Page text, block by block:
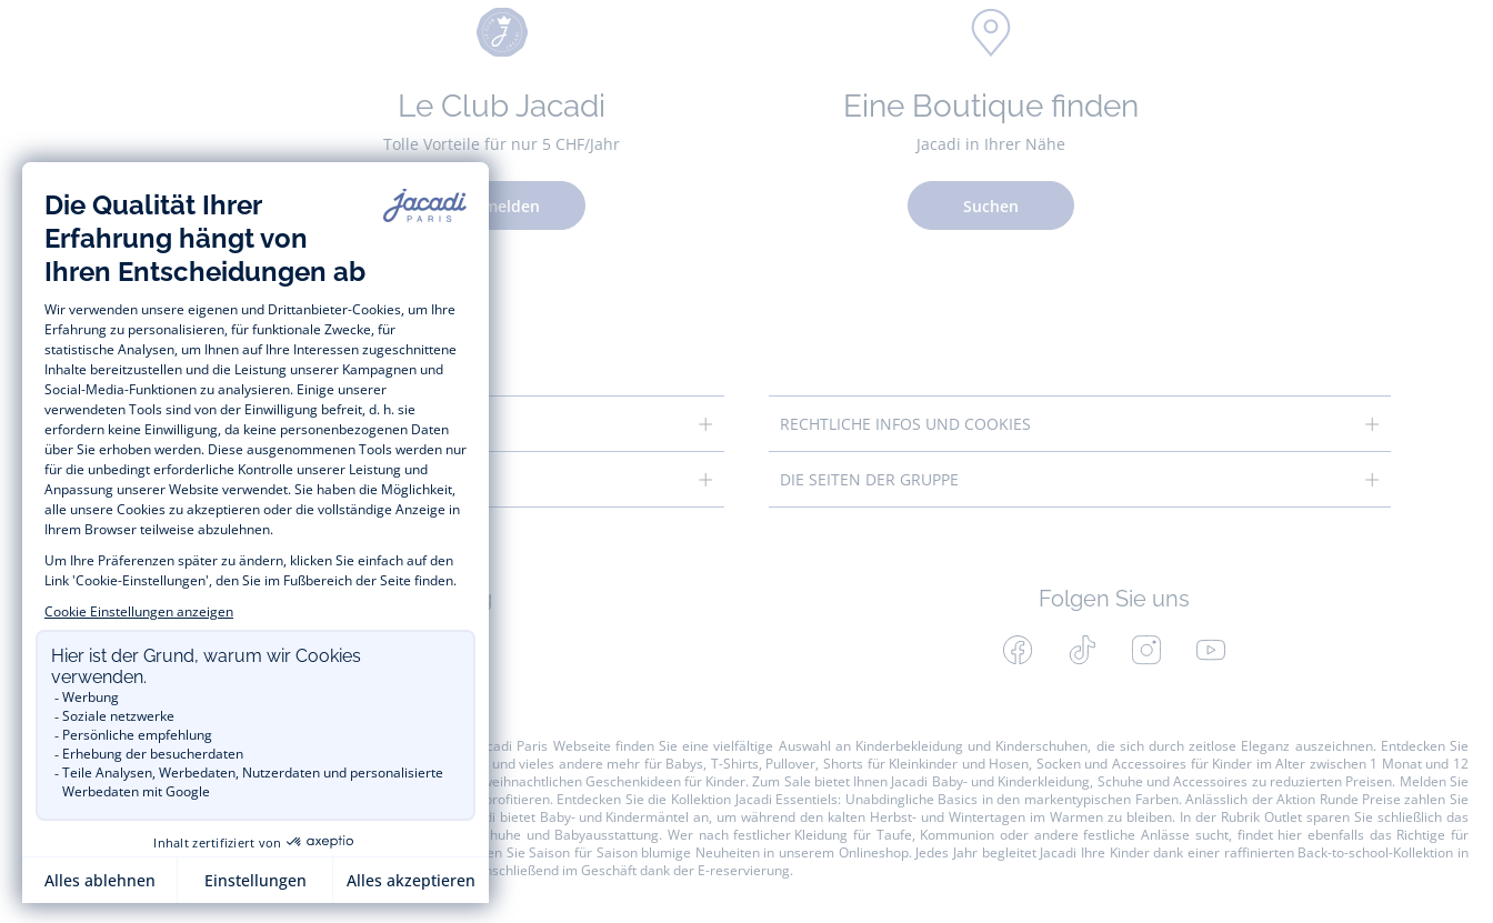
Le Club Jacadi
Tolle Vorteile für nur 5 CHF/Jahr
Anmelden
Eine Boutique finden
Jacadi in Ihrer Nähe
Suchen
HILFE UND SERVICES
LA MAISON JACADI
RECHTLICHE INFOS UND COOKIES
DIE SEITEN DER GRUPPE
100% sichere Zahlung Folgen Sie uns
Facebook Tiktok InstagramYoutube
Baby- und Kindermode vom Feinsten für Mädchen und Jungen: Auf der Jacadi Paris Webseite finden Sie eine vielfältige Auswahl an Kinderbekleidung und Kinderschuhen, die sich durch zeitlose Eleganz auszeichnen. Entdecken Sie
beispielsweise unsere Kollektionen an Bodys, Blusen, Stramplern, Kleidern und vieles andere mehr für Babys, T-Shirts, Pullover, Shorts für Kleinkinder und Hosen, Socken und Accessoires für Kinder im Alter zwischen 1 Monat und 12
Jahren. Für die Festtage zum Jahresende versorgt Sie Jacadi ebenfalls mit weihnachtlichenGeschenkideen für Kinder. Zum Sale bietet Ihnen Jacadi Baby- und Kinderkleidung, Schuhe und Accessoires zu reduzierten Preisen. Melden Sie
sich unserem Jacadi Treueprogramm an, um von unseren
zu profitieren. Entdecken Sie die Kollektion Jacadi Essentiels: Unabdingliche Basics in den markentypischen Farben. Anlässlich der Aktion Runde Preise zahlen Sie
wie der Name bereits verrät, ausschließlich runde Angebotsbeträge. Jacadi bietet Baby- und Kindermäntel an, um während den kalten Herbst- und Wintertagen im Warmen zu bleiben. In der Rubrik Outlet sparen Sie schließlich das
ganze Jahr über auf die vergangenen Jacadi Kollektionen für Kleidung, Schuhe und Babyausstattung. Wer nachfestlicher Kleidung für Taufe, Kommunion oder andere festliche Anlässe sucht, findet hier ebenfalls das Richtige für
Mädchen und Jungen. Sie sind Fan von unserer
Liberty-Kollektion?
Entdecken Sie Saison für Saison blumige Neuheiten in unserem Onlineshop. Jedes Jahr begleitet Jacadi Ihre Kinder dank einer raffinierten Back-to-school-Kollektion in
neue Schuljahr . Reservieren Sie Ihre Artikel online und kaufen Sie sie anschließend im Geschäft dank der E-reservierung.